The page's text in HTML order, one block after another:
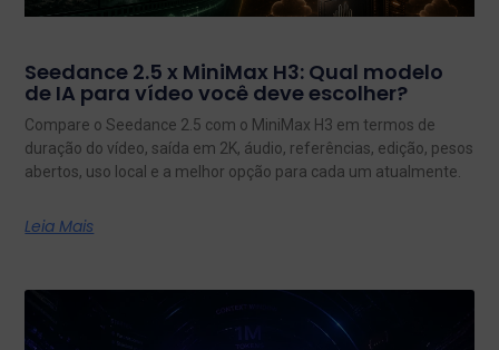
Seedance 2.5 x MiniMax H3: Qual modelo
de IA para vídeo você deve escolher?
Compare o Seedance 2.5 com o MiniMax H3 em termos de
duração do vídeo, saída em 2K, áudio, referências, edição, pesos
abertos, uso local e a melhor opção para cada um atualmente.
Leia Mais